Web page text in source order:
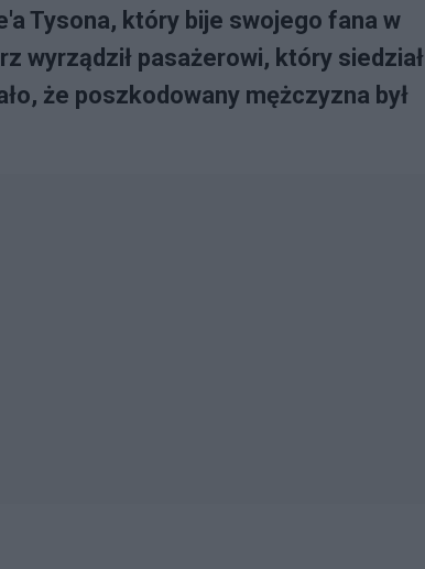
Tysona, który bije swojego fana w
wyrządził pasażerowi, który siedział
że poszkodowany mężczyzna był